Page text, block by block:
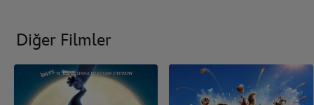
Diğer Filmler